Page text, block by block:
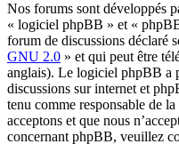
Nos forums sont développés
« logiciel phpBB » et «
forum de discussions déclaré
GNU 2.0 » et qui peut être
anglais). Le logiciel phpBB a
discussions sur internet et
tenu comme responsable de
acceptons et que nous
concernant phpBB, veuillez